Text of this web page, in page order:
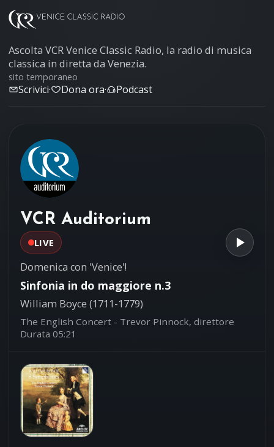
Ascolta VCR Venice Classic Radio, la radio di musica
classica in diretta da Venezia.
sito temporaneo
Scrivici· Dona ora· Podcast
VCR Auditorium
LIVE
Domenica con 'Venice'!
Sinfonia in do maggiore n.3
William Boyce (1711-1779)
The English Concert - Trevor Pinnock, direttore
Durata 05:21